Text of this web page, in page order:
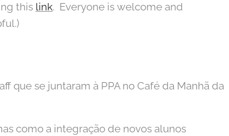
this link. Everyone is welcome and
que se juntaram à PPA no Café da Manhã da
como a integração de novos alunos